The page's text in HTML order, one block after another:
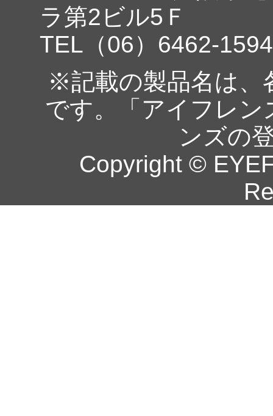
ラ第2ビル5Ｆ
TEL（06）6462-
※記載の製品名は、
です。「アイフレ
ンズの
Copyright ©